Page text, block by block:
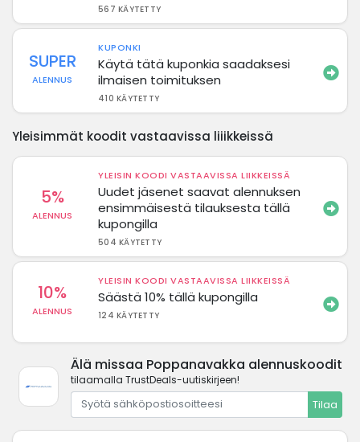
567 KÄYTETTY
SUPER
ALENNUS
KUPONKI
Käytä tätä kuponkia saadaksesi
ilmaisen toimituksen
410 KÄYTETTY
Yleisimmät koodit vastaavissa liiikkeissä
5%
ALENNUS
YLEISIN KOODI VASTAAVISSA LIIKKEISSÄ
Uudet jäsenet saavat alennuksen
ensimmäisestä tilauksesta tällä
kupongilla
504 KÄYTETTY
10%
ALENNUS
YLEISIN KOODI VASTAAVISSA LIIKKEISSÄ
Säästä 10% tällä kupongilla
124 KÄYTETTY
Älä missaa Poppanavakka alennuskoodit
tilaamalla TrustDeals-uutiskirjeen!
Tilaa